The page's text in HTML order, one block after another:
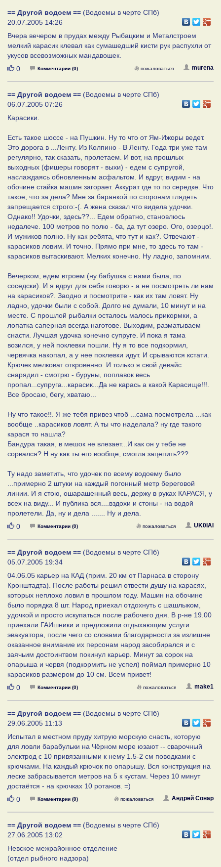
== Другой водоем == (Водоемы в черте СПб)
20.07.2005 14:26
Вчера вечером в прудах между Рыбацким и Металстроем
мелкий карасик клевал как сумашедший кисти рук распухли от
укусов всевозможных мандавошек.
Нравится
0 Комментарии (0) murena
пожаловаться
== Другой водоем == (Водоемы в черте СПб)
06.07.2005 07:26
Карасики.
Есть такое шоссе - на Пушкин. Ну то что от Ям-Ижоры ведет.
Это дорога в ...Ленту. Из Колпино - В Ленту. Года три уже там
регулярно, так сказать, пролетаем. И вот, на прошлых
выходных (фишеры говорят - выхи) - едем с супругой,
наслаждаясь обновленным асфальтом. И вдруг, видим - на
обочине стайка машин загорает. Аккурат где то по середке. Что
такое, что за дела? Мне за баранкой по сторонам глядеть
запрещается строго:-(. А жена сказал что видела удочки.
Однако!! Удочки, здесь??... Едем обратно, становлюсь
недалече. 100 метров по полю - ба, да тут озеро. Ого, озерцо!.
И мужиков полно. Ну как ребята, что тут и как?. Отвечают -
карасиков ловим. И точно. Прямо при мне, то здесь то там -
карасиков вытаскивают. Мелких конечно. Ну ладно, запомним.
Вечерком, едем втроем (ну бабушка с нами была, по
соседски). И я вдруг для себя говорю - а не посмотреть ли нам
на карасиков?. Заодно и посмотрите - как их там ловят. Ну
ладно, удочки были с собой. Долго не думали, 10 минут и на
месте. С прошлой рыбалки осталось малось прикормки, а
лопатка саперная всегда наготове. Выходим, разматываем
снасти. Лучшая удочка конечно супруге. И пока я тама
возился, у ней поклевки пошли. Ну я то все подкормил,
червячка накопал, а у нее поклевки идут. И срываются кстати.
Крючек мелковат откровенно. И только я свой девайс
снарядил - смотрю - буруны, поплавок весь
пропал...супруга...карасик...Да не карась а какой Карасище!!!.
Все бросаю, бегу, хватаю...
Ну что такое!!. Я же тебя привез чтоб ...сама посмотрела ...как
вообще ..карасиков ловят. А ты что наделала? ну где такого
карася то нашла?
Бандура такая, в мешок не влезает...И как он у тебе не
сорвался? Н ну как ты его вообще, смогла зацепить???.
Ту надо заметить, что удочек по всему водоему было
...примерно 2 штуки на каждый погонный метр береговой
линии. И я стою, ошарашенный весь, держу в руках КАРАСЯ, у
всех на виду... И публика вся....вздохи и стоны - на водой
пролетели. Да, ну и дела ....... Ну и дела.
Нравится
0 Комментарии (0) UK0IAI
пожаловаться
== Другой водоем == (Водоемы в черте СПб)
05.07.2005 19:34
04.06.05 карьер на КАД (прим. 20 км от Парнаса в сторону
Кронштадта). После работы решил отвести душу на карасях,
которых неплохо ловил в прошлом году. Машин на обочине
было порядка 8 шт. Народ приехал отдохнуть с шашлыком,
удочкой и просто искупаться после рабочего дня. В р-не 19.00
приехали ГАИшники и предложили отдыхающим услуги
эвакуатора, после чего со словами благодарности за излишне
оказанное внимание их персонам народ засобирался и с
заячьим достоинтвом покинул карьер. Минут за сорок на
опарыша и червя (подкормить не успел) поймал примерно 10
карасиков размером до 10 см. Всем привет!
Нравится
0 Комментарии (0) make1
пожаловаться
== Другой водоем == (Водоемы в черте СПб)
29.06.2005 11:13
Испытал в местном пруду хитрую морскую снасть, которую
для ловли барабульки на Чёрном море юзают -- сварочный
электрод с 10 привязанными к нему 1.5-2 см поводками с
крючками. На каждый крючок по опарышу. Вся конструкция на
леске забрасывается метров на 5 к кустам. Через 10 минут
достаётся - на крючках 10 ротанов. =)
Нравится
0 Комментарии (0) Андрей Сонар
пожаловаться
== Другой водоем == (Водоемы в черте СПб)
27.06.2005 13:02
Невское межрайонное отделение
(отдел рыбного надзора)